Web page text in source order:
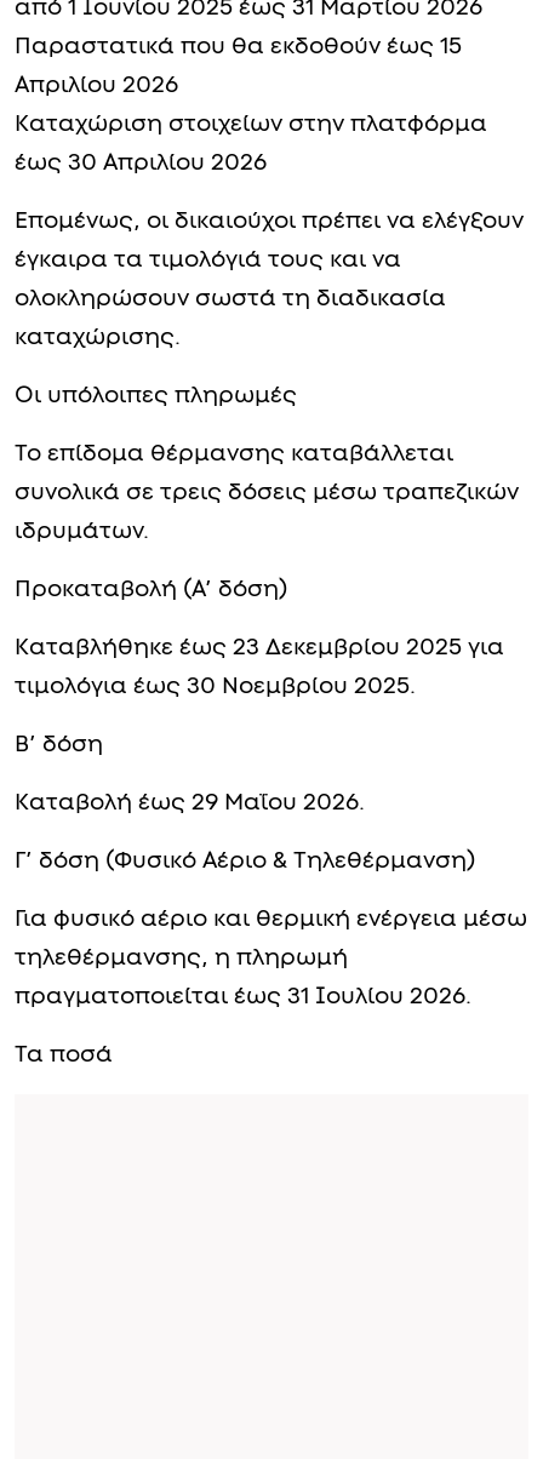
από 1 Ιουνίου 2025 έως 31 Μαρτίου 2026
Παραστατικά που θα εκδοθούν έως 15
Απριλίου 2026
Καταχώριση στοιχείων στην πλατφόρμα
έως 30 Απριλίου 2026
Επομένως, οι δικαιούχοι πρέπει να ελέγξουν
έγκαιρα τα τιμολόγιά τους και να
ολοκληρώσουν σωστά τη διαδικασία
καταχώρισης.
Οι υπόλοιπες πληρωμές
Το επίδομα θέρμανσης καταβάλλεται
συνολικά σε τρεις δόσεις μέσω τραπεζικών
ιδρυμάτων.
Προκαταβολή (Α’ δόση)
Καταβλήθηκε έως 23 Δεκεμβρίου 2025 για
τιμολόγια έως 30 Νοεμβρίου 2025.
Β’ δόση
Καταβολή έως 29 Μαΐου 2026.
Γ’ δόση (Φυσικό Αέριο & Τηλεθέρμανση)
Για φυσικό αέριο και θερμική ενέργεια μέσω
τηλεθέρμανσης, η πληρωμή
πραγματοποιείται έως 31 Ιουλίου 2026.
Τα ποσά